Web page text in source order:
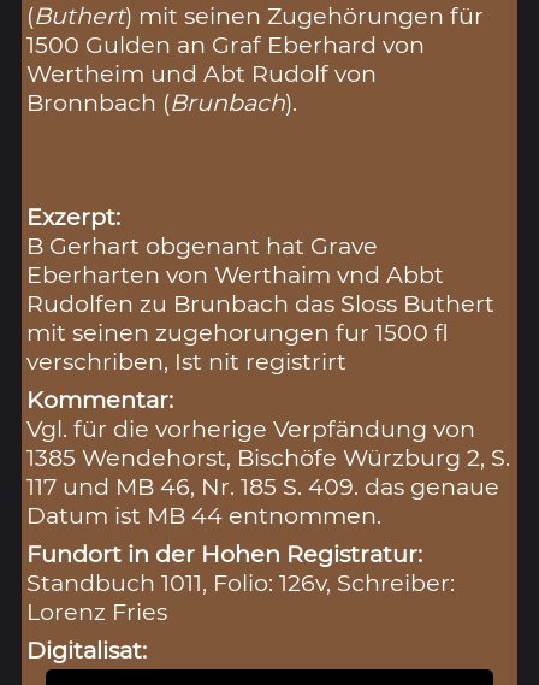
(Buthert) mit seinen Zugehörungen für
1500 Gulden an Graf Eberhard von
Wertheim und Abt Rudolf von
Bronnbach (Brunbach).
Exzerpt:
B Gerhart obgenant hat Grave
Eberharten von Werthaim vnd Abbt
Rudolfen zu Brunbach das Sloss Buthert
mit seinen zugehorungen fur 1500 fl
verschriben, Ist nit registrirt
Kommentar:
Vgl. für die vorherige Verpfändung von
1385 Wendehorst, Bischöfe Würzburg 2, S.
117 und MB 46, Nr. 185 S. 409. das genaue
Datum ist MB 44 entnommen.
Fundort in der Hohen Registratur:
Standbuch 1011, Folio: 126v, Schreiber:
Lorenz Fries
Digitalisat: